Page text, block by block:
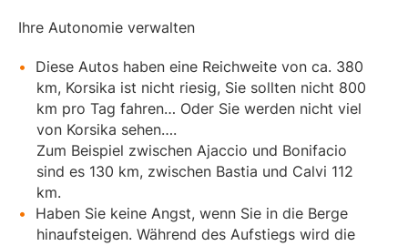
Ihre Autonomie verwalten
Diese Autos haben eine Reichweite von ca. 380
km, Korsika ist nicht riesig, Sie sollten nicht 800
km pro Tag fahren… Oder Sie werden nicht viel
von Korsika sehen….
Zum Beispiel zwischen Ajaccio und Bonifacio
sind es 130 km, zwischen Bastia und Calvi 112
km.
Haben Sie keine Angst, wenn Sie in die Berge
hinaufsteigen. Während des Aufstiegs wird die